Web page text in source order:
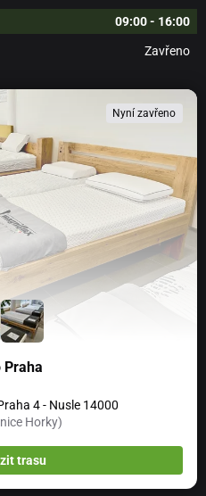
09:00 - 16:00
Zavřeno
Nyní zavřeno
Praha
4 - Nusle 14000
Horky)
trasu